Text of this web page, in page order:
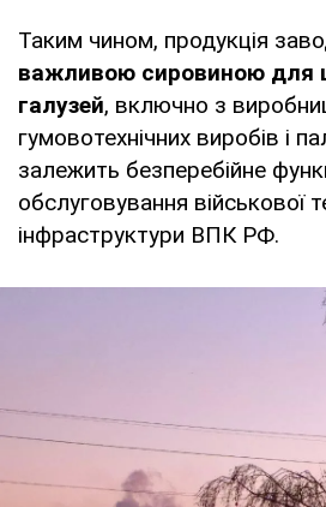
Таким чином, продукція
важливою сировиною для
галузей, включно з
гумовотехнічних виробів і
залежить безперебійне
обслуговування військової
інфраструктури ВПК РФ.